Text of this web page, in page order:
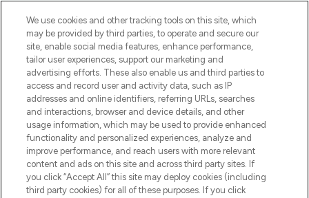
LOOKFANTASTIC is de ultieme online
beautybestemming van Europa, met de
beste huidverzorging, haarproducten en
make-up van meer dan 200 topmerken.
Shop online of via de app, met gratis
verzending vanaf €40.
Cookie-toestemming
Do Not Sell or Share My Personal
Information
HELP & INFORMATIE
We use cookies and other tracking tools on this site, which
may be provided by third parties, to operate and secure our
site, enable social media features, enhance performance,
tailor user experiences, support our marketing and
advertising efforts. These also enable us and third parties to
access and record user and activity data, such as IP
addresses and online identifiers, referring URLs, searches
and interactions, browser and device details, and other
usage information, which may be used to provide enhanced
functionality and personalized experiences, analyze and
improve performance, and reach users with more relevant
content and ads on this site and across third party sites. If
you click “Accept All” this site may deploy cookies (including
third party cookies) for all of these purposes. If you click